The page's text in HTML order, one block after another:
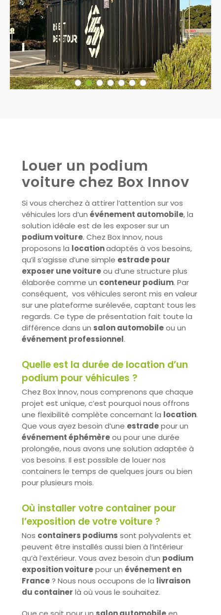
Louer un podium
voiture chez Box Innov
Si vous cherchez à attirer l’attention sur vos
véhicules lors d’unévénement automobile, la
solution idéale est de les exposer sur un
podium voiture. Chez Box Innov, nous
proposons la locationadaptés à vos besoins,
qu’il s’agisse d’une simple estrade pour
exposer une voitureou d’une structure plus
élaborée comme un conteneur podium. Par
conséquent, vos véhicules seront mis en valeur
sur une plateforme surélevée, captant tous les
regards. Ce type de présentation fait toute la
différence dans un salon automobileou un
événement professionnel.
Quelle est la durée de location d’un
podium pour véhicules ?
Chez Box Innov, nous comprenons que chaque
projet est unique, c’est pourquoi nous offrons
une flexibilité complète concernant la location.
Que vous ayez besoin d’une estradepour un
événement éphémèreou pour une durée
prolongée, nous avons une solution adaptée à
vos besoins. Il est possible de louer nos
containers le temps de quelques jours ou bien
pour plusieurs mois.
Où installer votre container pour
l’exposition de votre voiture ?
Nos containers podiums sont polyvalents et
peuvent être installés aussi bien à l’intérieur
qu’à l’extérieur. Vous avez besoin d’un podium
exposition voiturepour unévénement en
France? Nous nous occupons de la livraison
du container là où vous le souhaitez.